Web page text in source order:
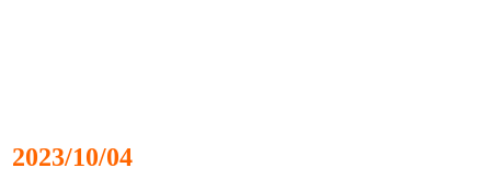
2023/10/04